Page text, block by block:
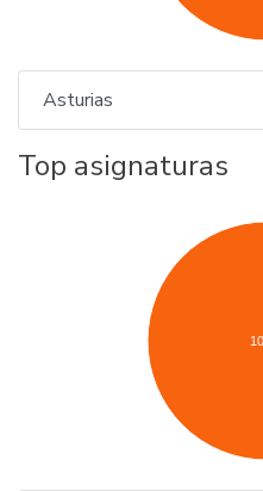
Asturias
Top asignaturas